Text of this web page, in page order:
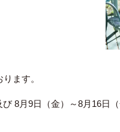
ます。
8月9日（金）～8月16日